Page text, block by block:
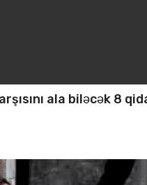
ala biləcək 8